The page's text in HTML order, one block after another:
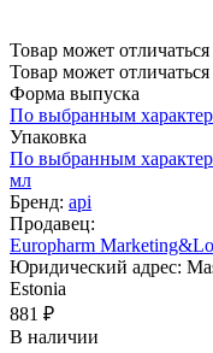
Товар может
Товар может
Форма выпуска
По выбранным
Упаковка
По выбранным
мл
Бренд: api
Продавец:
Europharm
Юридический адрес:
Estonia
881 ₽
В наличии